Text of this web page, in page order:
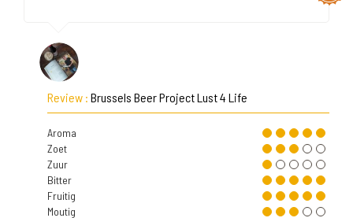
Review : Brussels Beer Project Lust 4 Life
Aroma
Zoet
Zuur
Bitter
Fruitig
Moutig